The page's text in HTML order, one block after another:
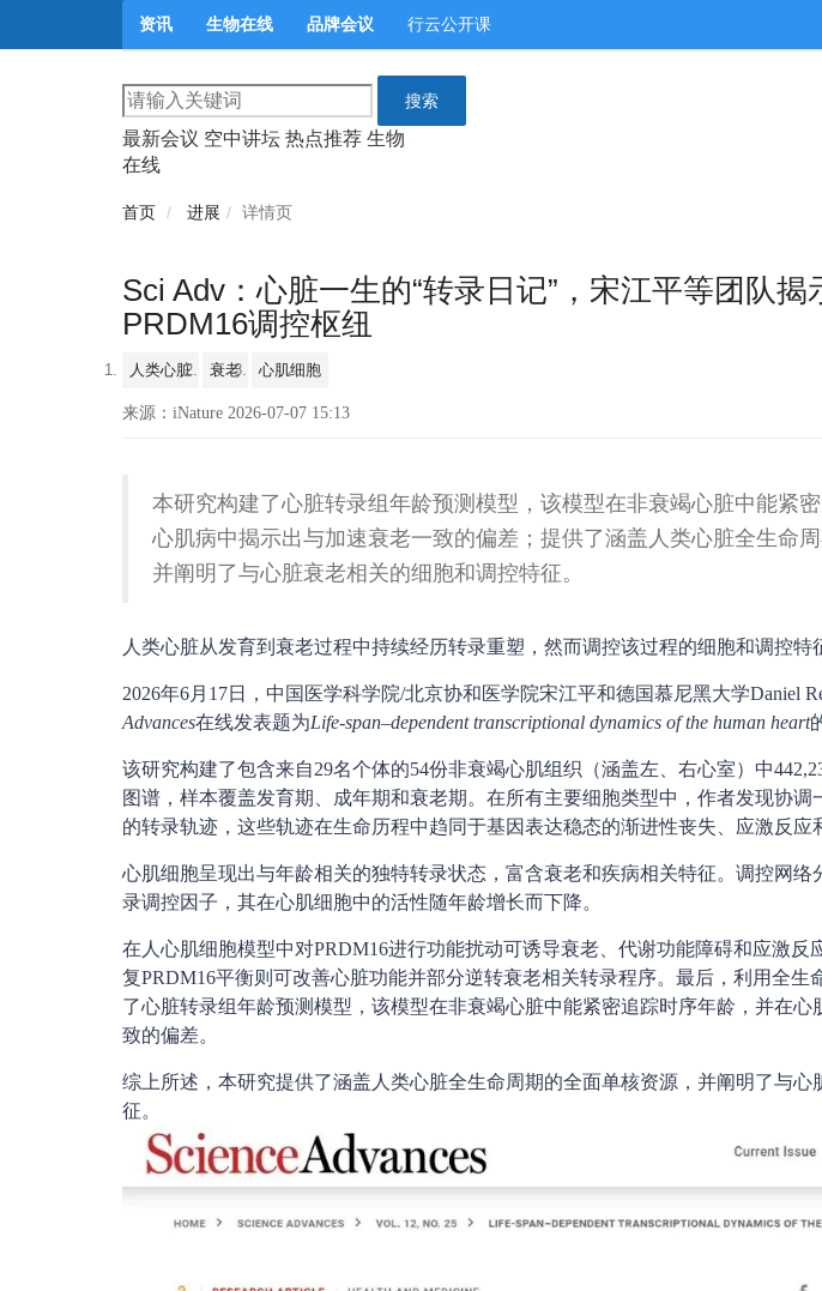
资讯 生物在线 品牌会议 行云公开课
搜索
最新会议 空中讲坛 热点推荐 生物
在线
首页 进展 详情页
Sci Adv：心脏一生的“转录日记”，宋江平等团队揭
PRDM16调控枢纽
人类心脏 衰老 心肌细胞
来源：iNature 2026-07-07 15:13
本研究构建了心脏转录组年龄预测模型，该模型在非衰竭心脏中能紧
心肌病中揭示出与加速衰老一致的偏差；提供了涵盖人类心脏全生命周
并阐明了与心脏衰老相关的细胞和调控特征。
人类心脏从发育到衰老过程中持续经历转录重塑，然而调控该过程的细胞和调控特
2026年6月17日，中国医学科学院/北京协和医学院宋江平和德国慕尼黑大学Daniel
Advances在线发表题为Life-span–dependent transcriptional dynamics of the human heart
该研究构建了包含来自29名个体的54份非衰竭心肌组织（涵盖左、右心室）中
图谱，样本覆盖发育期、成年期和衰老期。在所有主要细胞类型中，作者发现协调
的转录轨迹，这些轨迹在生命历程中趋同于基因表达稳态的渐进性丧失、应激反应
心肌细胞呈现出与年龄相关的独特转录状态，富含衰老和疾病相关特征。调控网络
录调控因子，其在心肌细胞中的活性随年龄增长而下降。
在人心肌细胞模型中对PRDM16进行功能扰动可诱导衰老、代谢功能障碍和应激反
复PRDM16平衡则可改善心脏功能并部分逆转衰老相关转录程序。最后，利用全生
了心脏转录组年龄预测模型，该模型在非衰竭心脏中能紧密追踪时序年龄，并在心
致的偏差。
综上所述，本研究提供了涵盖人类心脏全生命周期的全面单核资源，并阐明了与心
征。